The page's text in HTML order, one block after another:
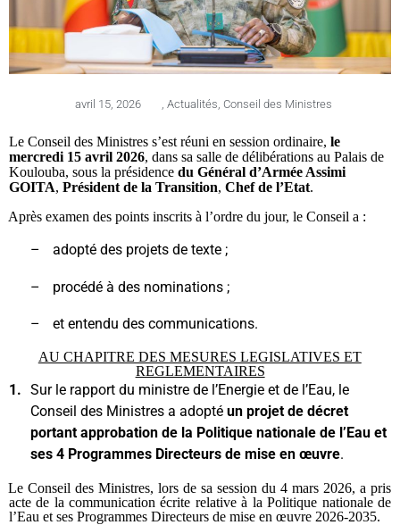
avril 15, 2026 Actualités Conseil des Ministres
Le Conseil des Ministres s’est réuni en session ordinaire, le
mercredi 15 avril 2026, dans sa salle de délibérations au Palais de
Koulouba, sous la présidence du Général d’Armée Assimi
GOITA, Président de la Transition, Chef de l’Etat.
Après examen des points inscrits à l’ordre du jour, le Conseil a :
– adopté des projets de texte ;
– procédé à des nominations ;
– et entendu des communications.
AU CHAPITRE DES MESURES LEGISLATIVES ET
REGLEMENTAIRES
1. Sur le rapport du ministre de l’Energie et de l’Eau, le
Conseil des Ministres a adopté un projet de décret
portant approbation de la Politique nationale de l’Eau et
ses 4 Programmes Directeurs de mise en œuvre.
Le Conseil des Ministres, lors de sa session du 4 mars 2026, a pris
acte de la communication écrite relative à la Politique nationale de
l’Eau et ses Programmes Directeurs de mise en œuvre 2026-2035.